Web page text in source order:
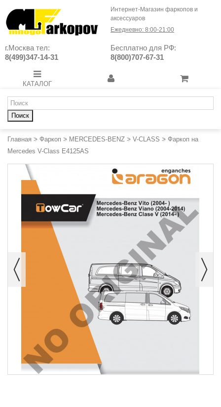
Интернет-Магазин фаркопов и
аксессуаров
Ежедневно: 8:00-21:00
г.Москва тел:
8(499)347-14-31
Бесплатно для РФ:
8(800)707-67-31
КАТАЛОГ
Поиск
Главная > Фаркоп > MERCEDES-BENZ > V-CLASS > Фаркоп на
Mercedes V-Class E4125AS